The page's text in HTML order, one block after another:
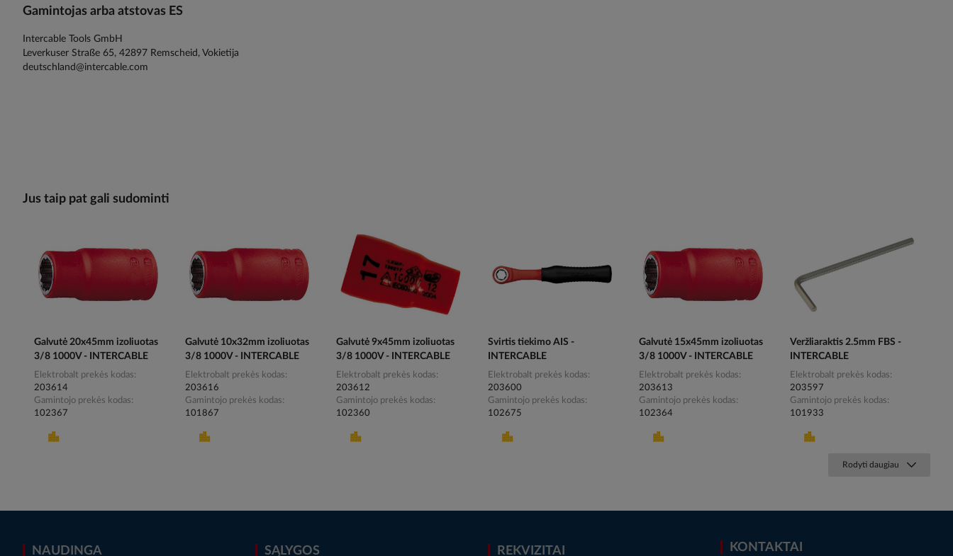
Gamintojas arba atstovas ES
Intercable Tools GmbH
Leverkuser Straße 65, 42897 Remscheid, Vokietija
deutschland@intercable.com
Jus taip pat gali sudominti
Galvutė 20x45mm izoliuotas
3/8 1000V - INTERCABLE
Elektrobalt prekės kodas
203614
Gamintojo prekės kodas
102367
Galvutė 10x32mm izoliuotas
3/8 1000V - INTERCABLE
Elektrobalt prekės kodas
203616
Gamintojo prekės kodas
101867
Galvutė 9x45mm izoliuotas
3/8 1000V - INTERCABLE
Elektrobalt prekės kodas
203612
Gamintojo prekės kodas
102360
Svirtis tiekimo AIS -
INTERCABLE
Elektrobalt prekės kodas
203600
Gamintojo prekės kodas
102675
Galvutė 15x45mm izoliuotas
3/8 1000V - INTERCABLE
Elektrobalt prekės kodas
203613
Gamintojo prekės kodas
102364
Veržliaraktis 2.5mm FBS -
INTERCABLE
Elektrobalt prekės kodas
203597
Gamintojo prekės kodas
101933
Rodyti daugiau
NAUDINGA SĄLYGOS REKVIZITAI KONTAKTAI